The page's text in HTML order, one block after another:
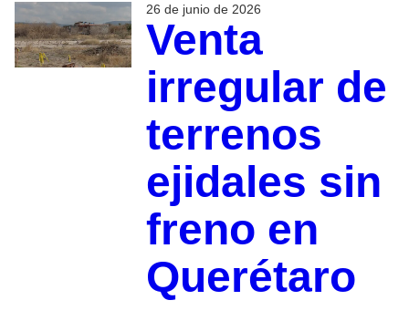
26 de junio de 2026
Venta
irregular de
terrenos
ejidales sin
freno en
Querétaro